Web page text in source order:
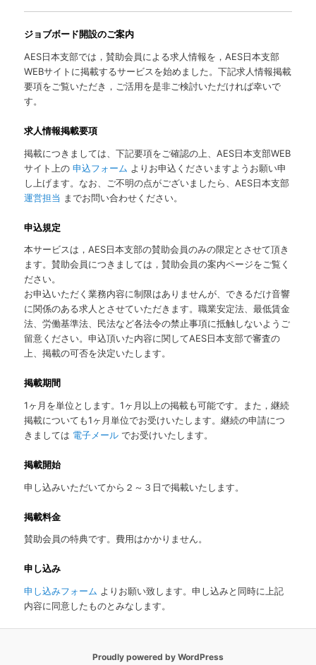
ジョブボード開設のご案内
AES日本支部では，賛助会員による求人情報を，AES日本支部
WEBサイトに掲載するサービスを始めました。下記求人情報掲載
要項をご覧いただき，ご活用を是非ご検討いただければ幸いで
す。
求人情報掲載要項
掲載につきましては、下記要項をご確認の上、AES日本支部WEB
サイト上の申込フォーム よりお申込くださいますようお願い申
し上げます。なお、ご不明の点がございましたら、AES日本支部
運営担当 までお問い合わせください。
申込規定
本サービスは，AES日本支部の賛助会員のみの限定とさせて頂き
ます。賛助会員につきましては，賛助会員の案内ページをご覧く
ださい。
お申込いただく業務内容に制限はありませんが、できるだけ音響
に関係のある求人とさせていただきます。職業安定法、最低賃金
法、労働基準法、民法など各法令の禁止事項に抵触しないようご
留意ください。申込頂いた内容に関してAES日本支部で審査の
上、掲載の可否を決定いたします。
掲載期間
1ヶ月を単位とします。1ヶ月以上の掲載も可能です。また，継続
掲載についても1ヶ月単位でお受けいたします。継続の申請につ
きましては 電子メール でお受けいたします。
掲載開始
申し込みいただいてから２～３日で掲載いたします。
掲載料金
賛助会員の特典です。費用はかかりません。
申し込み
申し込みフォーム よりお願い致します。申し込みと同時に上記
内容に同意したものとみなします。
Proudly powered by WordPress